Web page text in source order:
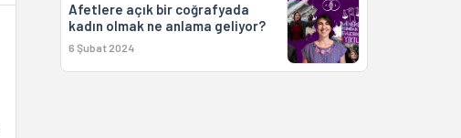
Afetlere açık bir coğrafyada
kadın olmak ne anlama geliyor?
6 Şubat 2024